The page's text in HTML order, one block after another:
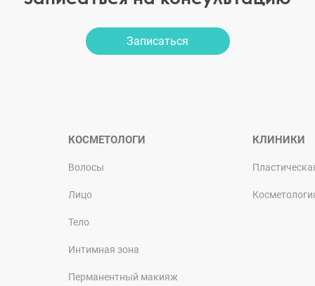
Записаться
КОСМЕТОЛОГИ
Волосы
Лицо
Тело
Интимная зона
Перманентный макияж
КЛИНИКИ